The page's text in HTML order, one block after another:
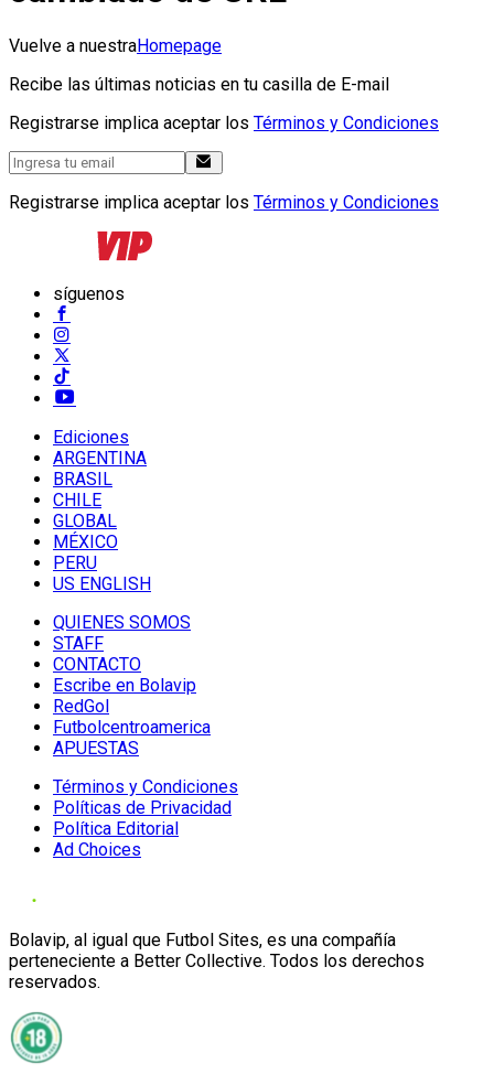
Vuelve a nuestraHomepage
Recibe las últimas noticias en tu casilla de E-mail
Registrarse implica aceptar los Términos y Condiciones
Registrarse implica aceptar los Términos y Condiciones
síguenos
Ediciones
ARGENTINA
BRASIL
CHILE
GLOBAL
MÉXICO
PERU
US ENGLISH
QUIENES SOMOS
STAFF
CONTACTO
Escribe en Bolavip
RedGol
Futbolcentroamerica
APUESTAS
Términos y Condiciones
Políticas de Privacidad
Política Editorial
Ad Choices
Bolavip, al igual que Futbol Sites, es una compañía
perteneciente a Better Collective. Todos los derechos
reservados.